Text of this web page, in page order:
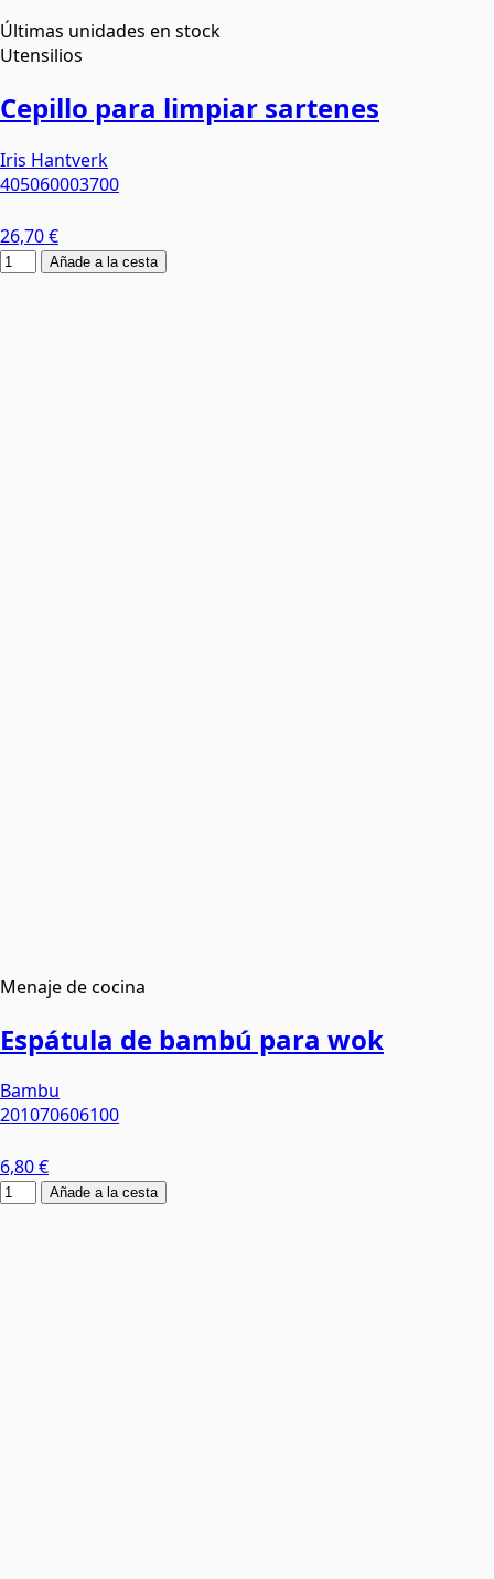
Últimas unidades en stock
Utensilios
Cepillo para limpiar sartenes
Iris Hantverk
405060003700
26,70 €
Añade a la cesta
Menaje de cocina
Espátula de bambú para wok
Bambu
201070606100
6,80 €
Añade a la cesta